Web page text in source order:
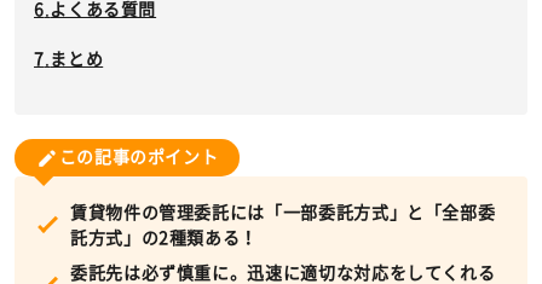
よくある質問
まとめ
この記事のポイント
賃貸物件の管理委託には「一部委託方式」と「全部委
託方式」の2種類ある！
委託先は必ず慎重に。迅速に適切な対応をしてくれる